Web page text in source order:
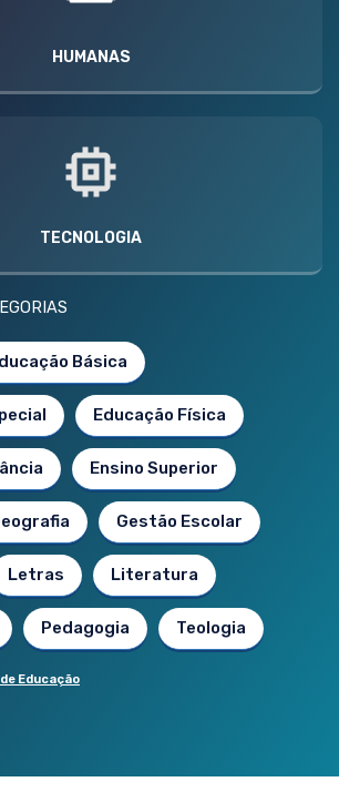
HUMANAS
TECNOLOGIA
Básica
Educação Física
Ensino Superior
Gestão Escolar
Letras Literatura
Pedagogia Teologia
Educação